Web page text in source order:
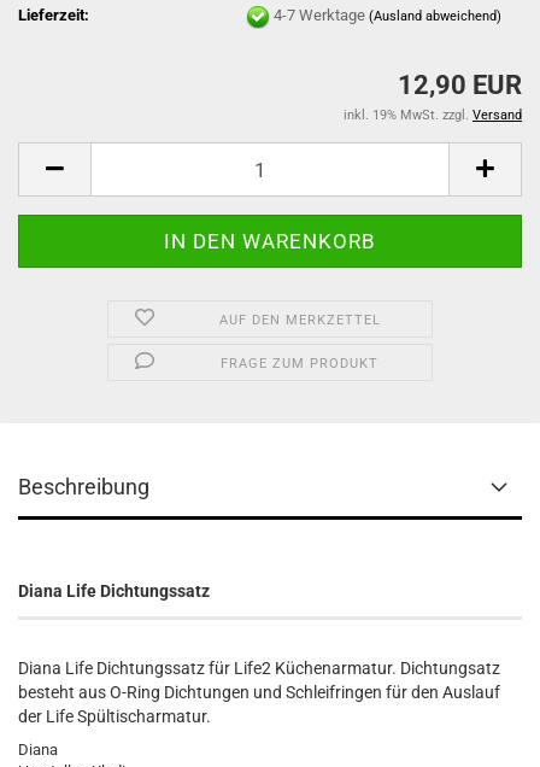
Lieferzeit:
4-7 Werktage(Ausland abweichend)
12,90 EUR
inkl. 19% MwSt. zzgl. Versand
AUF DEN MERKZETTEL
FRAGE ZUM PRODUKT
Beschreibung
Diana Life Dichtungssatz
Diana Life Dichtungssatz für Life2 Küchenarmatur. Dichtungsatz
besteht aus O-Ring Dichtungen und Schleifringen für den Auslauf
der Life Spültischarmatur.
Diana